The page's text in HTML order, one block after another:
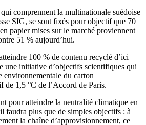
comprennent la multinationale suédoise
SIG, se sont fixés pour objectif que 70
papier mises sur le marché proviennent
51 % aujourd’hui.
100 % de contenu recyclé d’ici
une initiative d’objectifs scientifiques qui
environnementale du carton
de 1,5 °C de l’Accord de Paris.
pour atteindre la neutralité climatique en
faudra plus que de simples objectifs : à
la chaîne d’approvisionnement, ce